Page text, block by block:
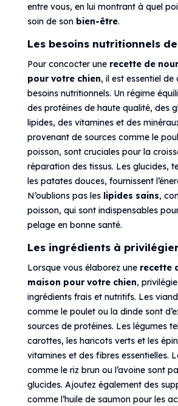
entre vous, en lui montrant à quel
soin de son bien-être.
Les besoins nutritionnels
Pour concocter une recette de
pour votre chien, il est essentiel de
besoins nutritionnels. Un régime
des protéines de haute qualité, des
lipides, des vitamines et des
provenant de sources comme le
poisson, sont cruciales pour la
réparation des tissus. Les glucides,
les patates douces, fournissent
N’oublions pas les lipides sains,
poisson, qui sont indispensables
pelage en bonne santé.
Les ingrédients à
Lorsque vous élaborez une recette
maison pour votre chien,
ingrédients frais et nutritifs. Les
comme le poulet ou la dinde sont
sources de protéines. Les légumes
carottes, les haricots verts et les
vitamines et des fibres essentielles.
comme le riz brun ou l’avoine sont
glucides. Ajoutez également des
comme l’huile de saumon pour les